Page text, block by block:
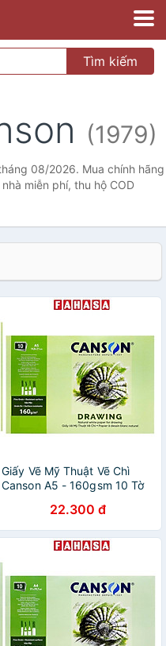
Tìm kiếm
(1979)
08/2026. Mua chính hãng
miễn phí, thu hộ COD
Giấy Vẽ Mỹ Thuật Vẽ Chì
Canson A5 - 160gsm 10 Tờ
22.300 đ